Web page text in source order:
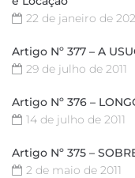
22 de janeiro de
Artigo Nº 377 – A
29 de julho de 2011
Artigo Nº 376 –
14 de julho de 2011
Artigo Nº 375 –
2 de maio de 2011